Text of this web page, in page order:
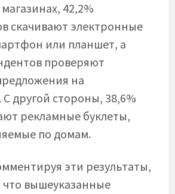
42,2%
скачивают электронные
или планшет, а
проверяют
на
другой стороны, 38,6%
рекламные буклеты,
по домам.
эти результаты,
вышеуказанные